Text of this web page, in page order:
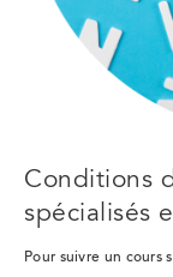
Conditions
spécialisés
Pour suivre un cours